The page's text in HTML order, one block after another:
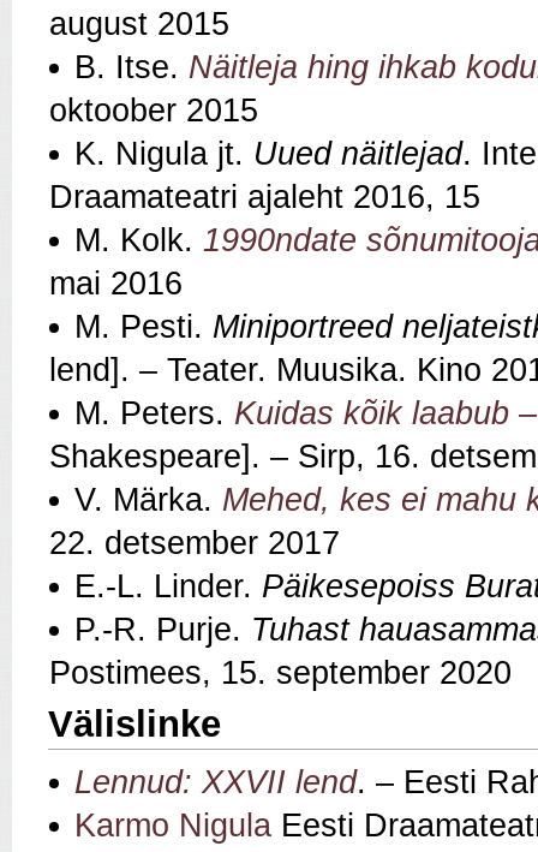
august 2015
B. Itse. Näitleja hing ihkab
oktoober 2015
K. Nigula jt. Uued näitlejad.
Draamateatri ajaleht 2016, 15
M. Kolk. 1990ndate
mai 2016
M. Pesti. Miniportreed
lend]. – Teater. Muusika. Kino
M. Peters. Kuidas kõik laabub
Shakespeare]. – Sirp, 16.
V. Märka. Mehed, kes ei mahu
22. detsember 2017
E.-L. Linder. Päikesepoiss
P.-R. Purje. Tuhast
Postimees, 15. september 2020
Välislinke
Lennud: XXVII lend. – Eesti
Karmo Nigula Eesti